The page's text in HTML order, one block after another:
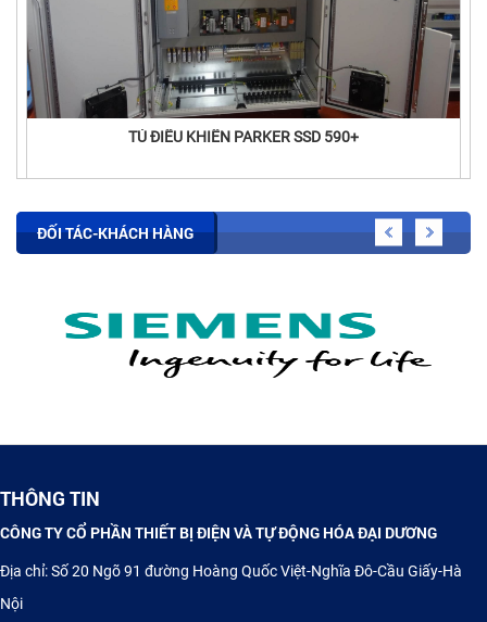
TỦ ĐIỀU KHIỂN PARKER SSD 590+
ĐỐI TÁC-KHÁCH HÀNG
THÔNG TIN
CÔNG TY CỔ PHẦN THIẾT BỊ ĐIỆN VÀ TỰ ĐỘNG HÓA ĐẠI DƯƠNG
Địa chỉ: Số 20 Ngõ 91 đường Hoàng Quốc Việt-Nghĩa Đô-Cầu Giấy-Hà
Nội